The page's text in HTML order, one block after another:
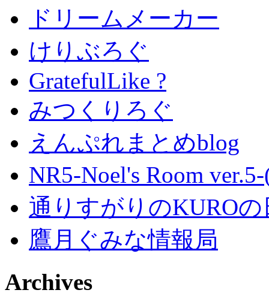
ドリームメーカー
けりぶろぐ
GratefulLike ?
みつくりろぐ
えんぷれまとめblog
NR5-Noel's Room
通りすがりのKURO
鷹月ぐみな情報局
Archives